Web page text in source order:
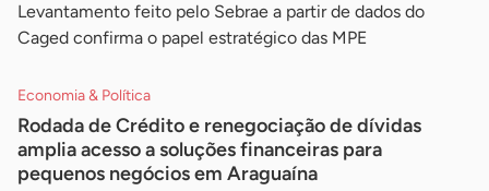
Levantamento feito pelo Sebrae a partir de dados do
Caged confirma o papel estratégico das MPE
Economia & Política
Rodada de Crédito e renegociação de dívidas
amplia acesso a soluções financeiras para
pequenos negócios em Araguaína